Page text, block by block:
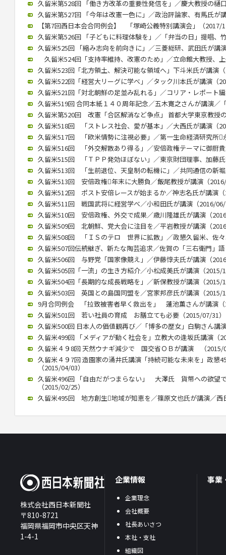
久留米第528回 「働き方改革の重要性発信を」／慶大教授の樋
久留米第527回 「今年は改憲一色に」／政治評論家、有馬氏が
【第7回西日本会合同例会】 「塚崎公義特別講演会」（2017/
久留米第526回 「子どもに料理体験を」／「弁当の日」提唱、
久留米525回 「縮み志向を前向きに」／三菱総研、武田氏が講
久留米524回「支持率維持、改憲のため」／立命館大教授、
久留米523回「北方領土、解決可能な領域へ」下斗米氏が講演
久留米522回「経営大リーグに学べ」／タック川本氏が講演（
久留米521回「対北朝鮮の足並み乱れる」／コリア・レポート
久留米519回 合同本紙１４０周年記念／五木寛之さんが講演／
久留米第520回 改憲「合区解消など争点」 首都大学東京教授
久留米518回 「ストレス社会、愛が基本」／大西氏が講演（
久留米517回 「欧米情勢に注視必要」／第一生命経済研究所
久留米516回 「外交解散あり得る」／安倍政権テーマに御厨
久留米515回 「ＴＰＰ発効ほぼない」／東京財団理事、加藤
久留米513回 「生前退位、天皇制の転機に」／共同通信の新
久留米513回 安倍政権年末に大勝負／飯尾教授が講演（
久留米512回 ポスト安倍レースが始まるか／神志名氏が講演
久留米511回 戦国武将に経営学べ／小和田氏が講演（2016/
久留米510回 安倍政権、外交で成果／歳川隆雄氏が講演（
久留米509回 北朝鮮、党大会に注目を／平岩教授が講演（
久留米508回 「ＩＳのテロ 世界に拡散」／政懇久留米、佐
久留米507回伝統継ぎ、新たな陶芸追求／佐賀の「三右衛門」
久留米506回 与野党「国家像競え」／伊藤惇夫氏が講演（
久留米505回「一流」の生き方紹介／小松成美氏が講演（2015/
久留米504回「長期的な成長戦略を」／新保教授が講演（2015/
久留米503回 英国との島国同盟を／宮家邦彦氏が講演（2015/
9月合同例会 「拉致被害者早く救出を」 蓮池薫さんが講演
久留米501回 若い社員の育成 お膳立ても必要（2015/07/31）
久留米500回 日本人の価値観再び／「博多の歴女」白駒さん
久留米499回 「メディアが動く社会を」立教大の逢坂氏講演（
久留米４９8回 天然ウナギ減少で 国交省ＯＢが講演 （2015/
久留米４９7回 造園家の涌井氏講演「持続可能な未来を」政懇
（2015/04/03）
久留米496回 「自由だがつまらない」 大澤氏 貨幣への欲望
（2015/02/25）
久留米495回 地方創生地域が知恵を／篠原文也氏が講演／西
株式会社西日本新聞社
〒810-8721
福岡県福岡市中央区天神
1-4-1
企業情報
企業理念
会社概要
社長あいさつ
本社・支社
組織図
事業